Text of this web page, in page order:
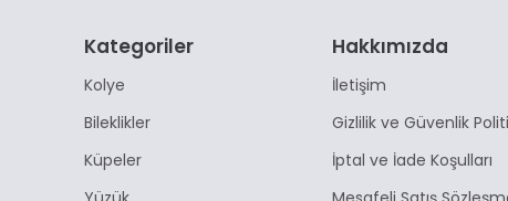
Kategoriler
Kolye
Bileklikler
Küpeler
Hakkımızda
İletişim
Gizlilik ve Güvenlik
İptal ve İade Koşulları